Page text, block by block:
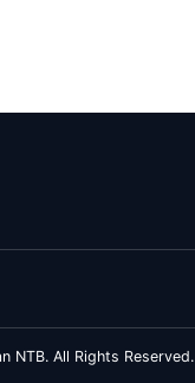
NTB. All Rights Reserved.